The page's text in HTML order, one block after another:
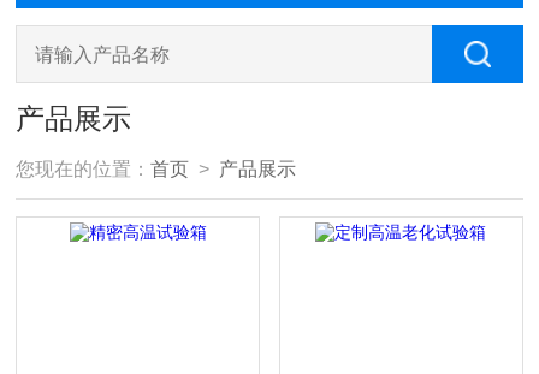
产品展示
您现在的位置：首页 > 产品展示